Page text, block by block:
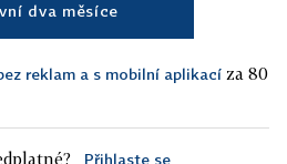
dva měsíce
reklam a s mobilní aplikací za 80
Přihlaste se